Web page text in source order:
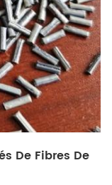
De Fibres De